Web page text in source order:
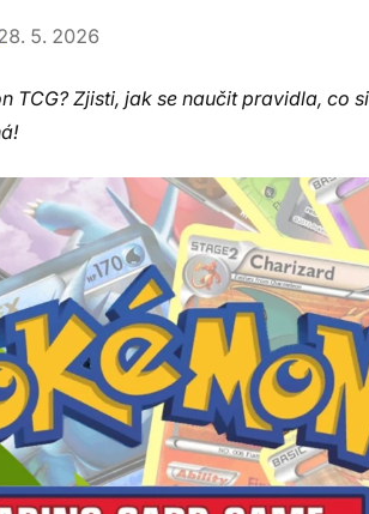
5. 2026
TCG? Zjisti, jak se naučit pravidla, co